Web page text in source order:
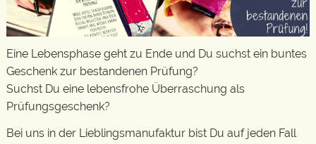
Eine Lebensphase geht zu Ende und Du suchst ein buntes
Geschenk zur bestandenen Prüfung?
Suchst Du eine lebensfrohe Überraschung als
Prüfungsgeschenk?
Bei uns in der Lieblingsmanufaktur bist Du auf jeden Fall